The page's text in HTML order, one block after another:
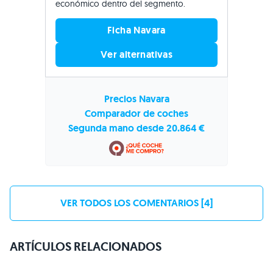
económico dentro del segmento.
Ficha Navara
Ver alternativas
Precios Navara
Comparador de coches
Segunda mano desde 20.864 €
VER TODOS LOS COMENTARIOS [4]
ARTÍCULOS RELACIONADOS